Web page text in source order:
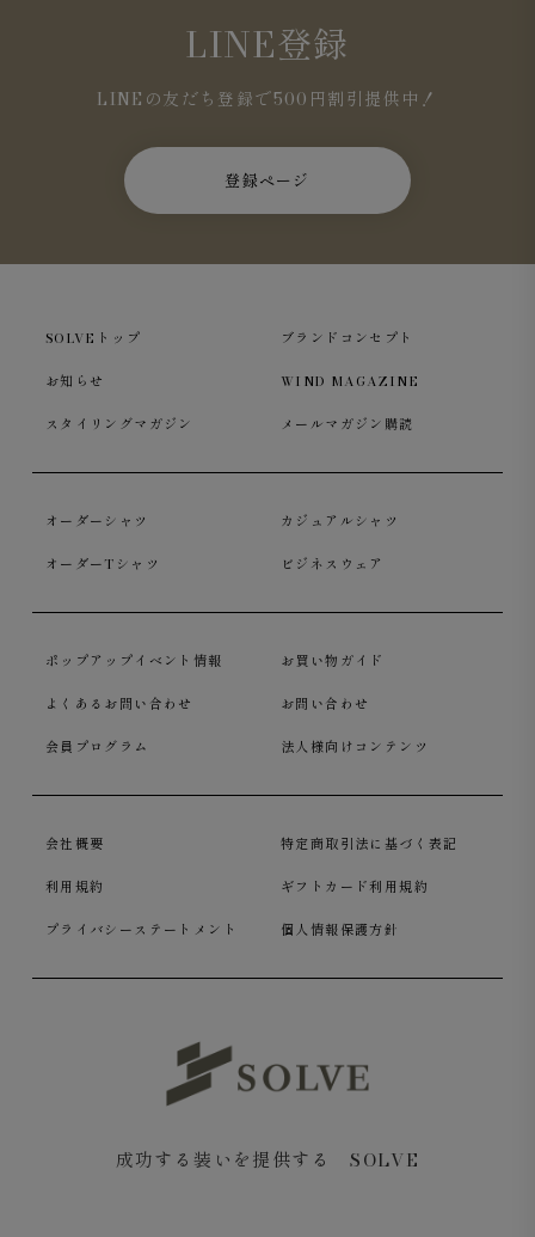
LINE登録
LINEの友だち登録で500円割引提供中！
登録ページ
SOLVEトップ ブランドコンセプト
お知らせ WIND MAGAZINE
スタイリングマガジン メールマガジン購読
オーダーシャツ カジュアルシャツ
オーダーTシャツ ビジネスウェア
ポップアップイベント情報 お買い物ガイド
よくあるお問い合わせ お問い合わせ
会員プログラム 法人様向けコンテンツ
会社概要 特定商取引法に基づく表記
利用規約 ギフトカード利用規約
プライバシーステートメント 個人情報保護方針
成功する装いを提供する SOLVE